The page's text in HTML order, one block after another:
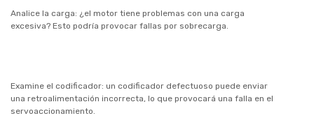
Analice la carga: ¿el motor tiene problemas con una carga
excesiva? Esto podría provocar fallas por sobrecarga.
Examine el codificador: un codificador defectuoso puede enviar
una retroalimentación incorrecta, lo que provocará una falla en el
servoaccionamiento.